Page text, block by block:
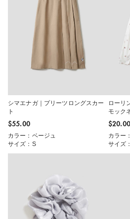
シマエナガ｜プリーツロングスカー
ト
$‌55.00
カラー：ベージュ
サイズ：S
ローリ
モック
$‌20.00
カラー
サイズ